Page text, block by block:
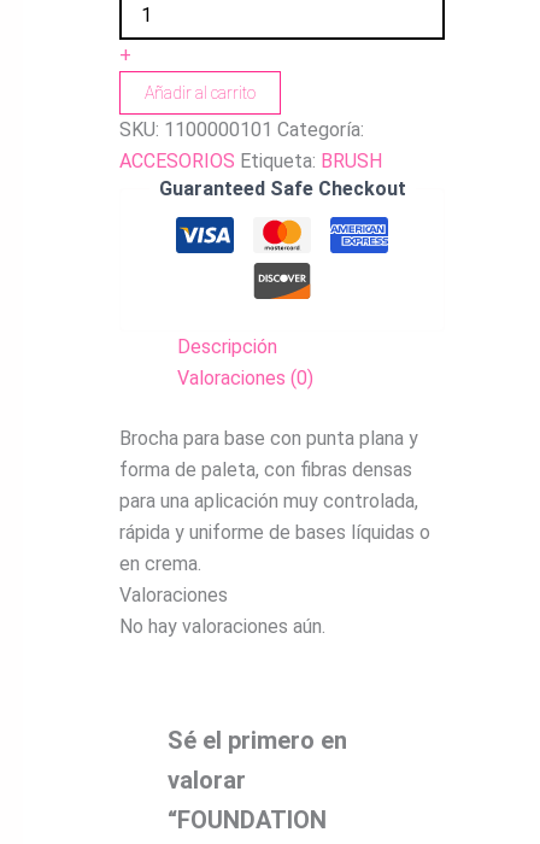
+
Añadir al carrito
SKU: 1100000101 Categoría:
ACCESORIOS Etiqueta: BRUSH
Guaranteed Safe Checkout
Descripción
Valoraciones (0)
Brocha para base con punta plana y
forma de paleta, con fibras densas
para una aplicación muy controlada,
rápida y uniforme de bases líquidas o
en crema.
Valoraciones
No hay valoraciones aún.
Sé el primero en
valorar
“FOUNDATION